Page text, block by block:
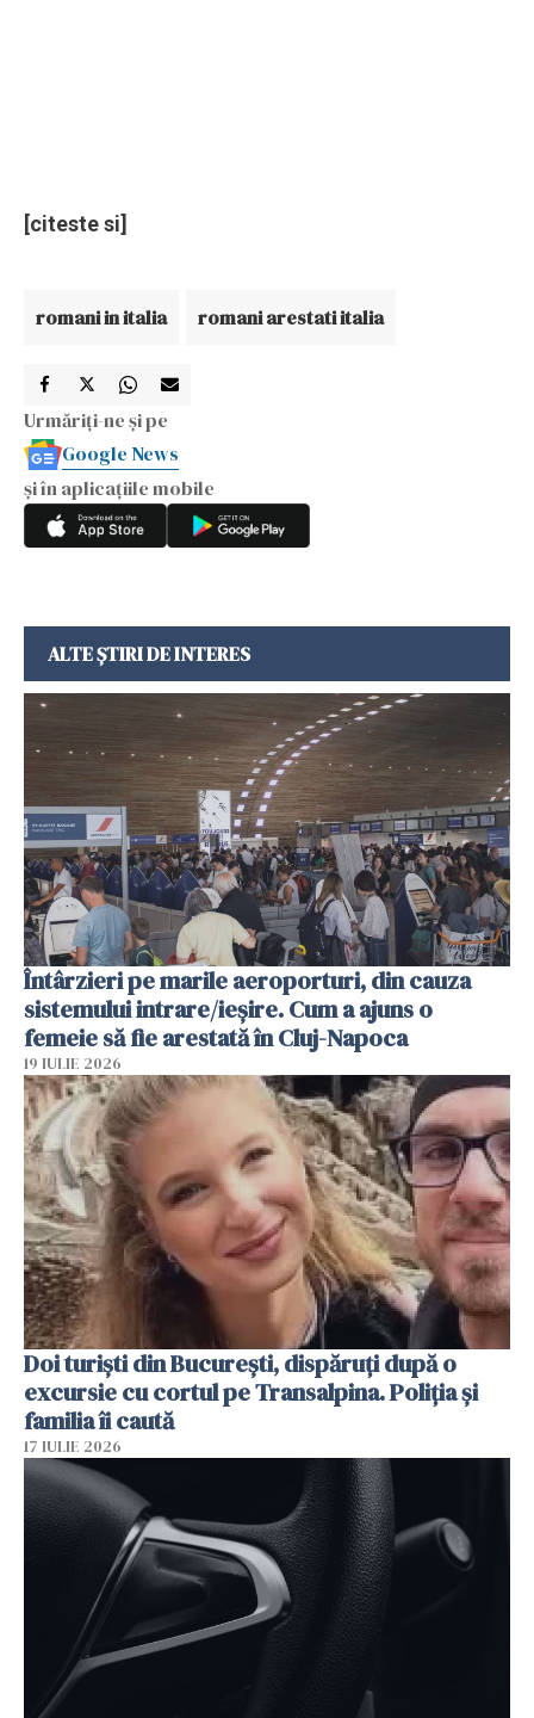
[citeste si]
romani in italia romani arestati italia
Urmăriți-ne și pe
Google News
și în aplicațiile mobile
ALTE ȘTIRI DE INTERES
Întârzieri pe marile aeroporturi, din cauza
sistemului intrare/ieșire. Cum a ajuns o
femeie să fie arestată în Cluj-Napoca
19 IULIE 2026
Doi turiști din București, dispăruți după o
excursie cu cortul pe Transalpina. Poliția și
familia îi caută
17 IULIE 2026